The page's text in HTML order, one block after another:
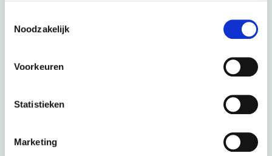
Noodzakelijk
Voorkeuren
Statistieken
Marketing
couleur : Glossy White
Ce scooter dans une autre couleur :
Période
60 mois